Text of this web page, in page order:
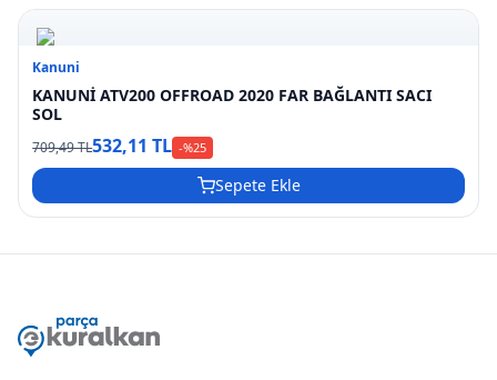
Kanuni
KANUNİ ATV200 OFFROAD 2020 FAR BAĞLANTI SACI
SOL
709,49 TL532,11 TL -%25
Sepete Ekle